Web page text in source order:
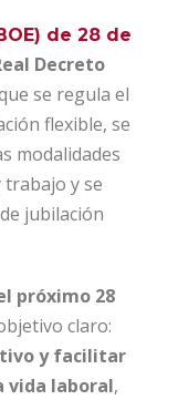
de 28 de
Decreto
se regula el
flexible, se
modalidades
y se
jubilación
próximo 28
claro:
y facilitar
vida laboral,